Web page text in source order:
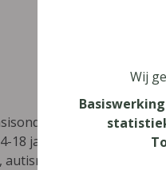
(6-9 jaar),
18 jaar), basisonderwijs
ASS,
Wij